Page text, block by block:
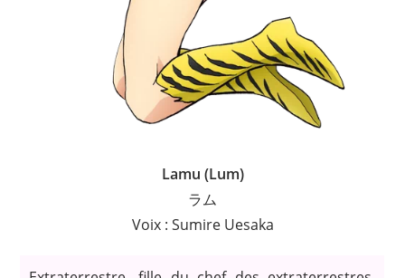
Lamu (Lum)
ラム
Voix : Sumire Uesaka